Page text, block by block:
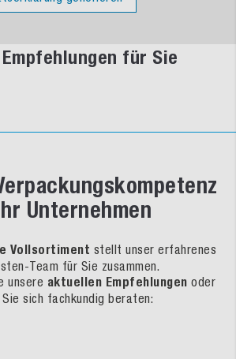
für Sie
Unternehmen
Vollsortiment stellt unser erfahrenes
Team für Sie zusammen.
unsere aktuellen Empfehlungen oder
sich fachkundig beraten: